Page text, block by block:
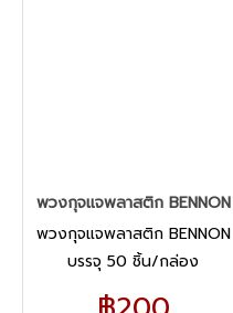
พวงกุจแจพลาสติก BENNON
พวงกุจแจพลาสติก BENNON
บรรจุ 50 ชิ้น/กล่อง